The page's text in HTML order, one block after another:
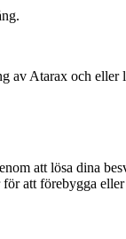
av Atarax och
att lösa dina
att förebygga